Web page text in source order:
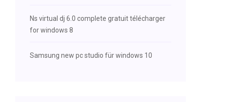
Ns virtual dj 6.0 complete gratuit télécharger
for windows 8
Samsung new pc studio für windows 10